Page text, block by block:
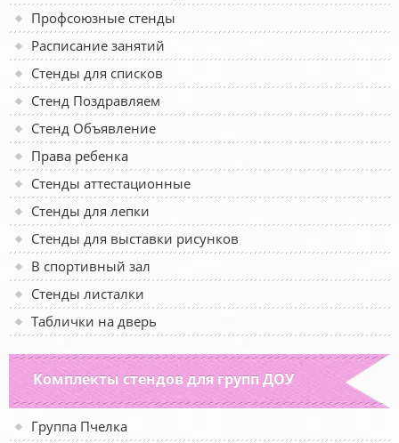
Профсоюзные стенды
Расписание занятий
Стенды для списков
Стенд Поздравляем
Стенд Объявление
Права ребенка
Стенды аттестационные
Стенды для лепки
Стенды для выставки рисунков
В спортивный зал
Стенды листалки
Таблички на дверь
Комплекты стендов для групп ДОУ
Группа Пчелка